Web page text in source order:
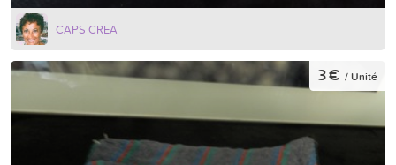
CAPS CREA
3 € / Unité